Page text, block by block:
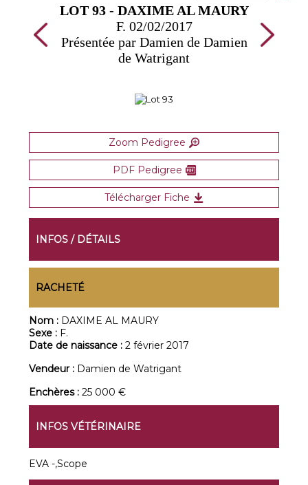
LOT 93 - DAXIME AL MAURY
F. 02/02/2017
Présentée par Damien de Damien
de Watrigant
Zoom Pedigree
PDF Pedigree
Télécharger Fiche
INFOS / DÉTAILS
RACHETÉ
Nom : DAXIME AL MAURY
Sexe : F.
Date de naissance :2 février 2017
Vendeur : Damien de Watrigant
Enchères :25 000 €
INFOS VÉTÉRINAIRE
EVA -,Scope